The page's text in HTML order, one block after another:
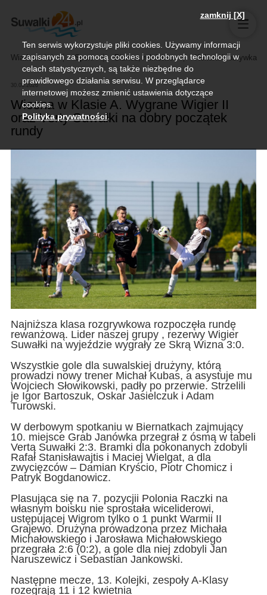
Wiadomości Sport Biznes, rolnictwo Kultura i rozrywka
30.03.2026
Wiosna w Klasie A. Wygrane Wigier II
oraz Verty Suwałki na dobry początek
rundy
Najniższa klasa rozgrywkowa rozpoczęła rundę
rewanżową. Lider naszej grupy , rezerwy Wigier
Suwałki na wyjeździe wygrały ze Skrą Wizna 3:0.
Wszystkie gole dla suwalskiej drużyny, którą
prowadzi nowy trener Michał Kubas, a asystuje mu
Wojciech Słowikowski, padły po przerwie. Strzelili
je Igor Bartoszuk, Oskar Jasielczuk i Adam
Turowski.
W derbowym spotkaniu w Biernatkach zajmujący
10. miejsce Grab Janówka przegrał z ósmą w tabeli
Vertą Suwałki 2:3. Bramki dla pokonanych zdobyli
Rafał Stanisławajtis i Maciej Wielgat, a dla
zwycięzców – Damian Kryścio, Piotr Chomicz i
Patryk Bogdanowicz.
Plasująca się na 7. pozycjii Polonia Raczki na
własnym boisku nie sprostała wiceliderowi,
ustępującej Wigrom tylko o 1 punkt Warmii II
Grajewo. Drużyna prowadzona przez Michała
Michałowskiego i Jarosława Michałowskiego
przegrała 2:6 (0:2), a gole dla niej zdobyli Jan
Naruszewicz i Sebastian Jankowski.
Następne mecze, 13. Kolejki, zespoły A-Klasy
rozegrają 11 i 12 kwietnia
zamknij [X]
Ten serwis wykorzystuje pliki cookies. Używamy informacji
zapisanych za pomocą cookies i podobnych technologii w
celach statystycznych, są także niezbędne do
prawidłowego działania serwisu. W przeglądarce
internetowej możesz zmienić ustawienia dotyczące
cookies.
Polityka prywatności.